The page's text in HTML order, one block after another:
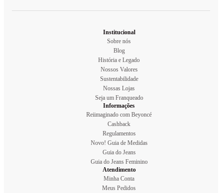
Institucional
Sobre nós
Blog
História e Legado
Nossos Valores
Sustentabilidade
Nossas Lojas
Seja um Franqueado
Informações
Reiimaginado com Beyoncé
Cashback
Regulamentos
Novo! Guia de Medidas
Guia do Jeans
Guia do Jeans Feminino
Atendimento
Minha Conta
Meus Pedidos